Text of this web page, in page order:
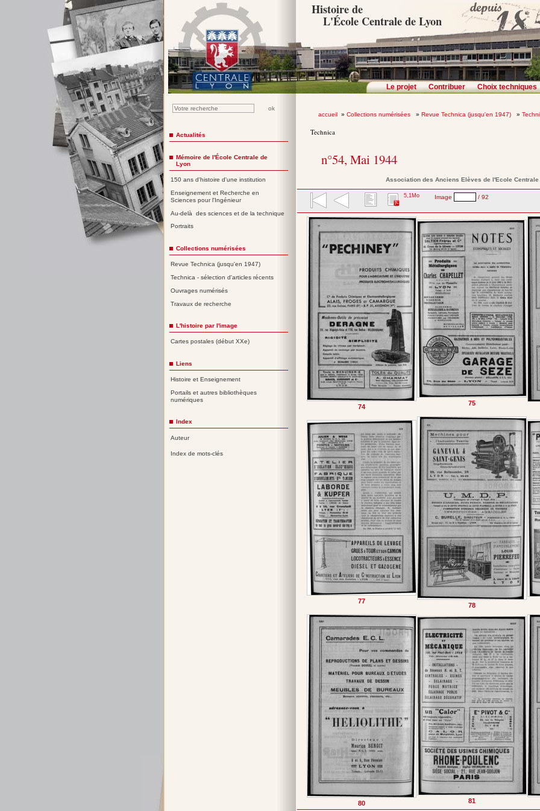
Histoire de
L'École Centrale de Lyon
Le projet Contribuer Choix techniques
accueil» Collections numérisées » Revue Technica (jusqu'en 1947) »
Technica
n°54, Mai 1944
Association des Anciens Elèves de l'Ecole
5,1Mo Image / 92
74 75
77
78
80 81
Actualités
Mémoire de l'École Centrale de
Lyon
150 ans d'histoire d'une institution
Enseignement et Recherche en
Sciences pour l'Ingénieur
Au-delà des sciences et de la technique
Portraits
Collections numérisées
Revue Technica (jusqu'en 1947)
Technica - sélection d'articles récents
Ouvrages numérisés
Travaux de recherche
L'histoire par l'image
Cartes postales (début XXe)
Liens
Histoire et Enseignement
Portails et autres bibliothèques
numériques
Index
Auteur
Index de mots-clés